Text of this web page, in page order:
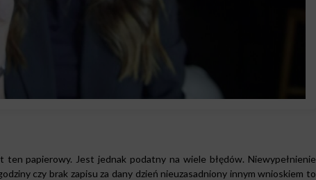
ten papierowy. Jest jednak podatny na wiele błędów. Niewypełnienie
czy brak zapisu za dany dzień nieuzasadniony innym wnioskiem to